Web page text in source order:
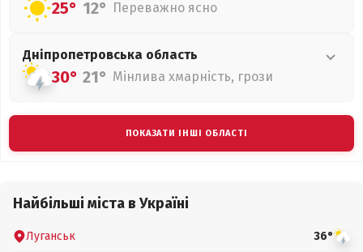
25° 12° Переважно ясно
Дніпропетровська область
30° 21° Мінлива хмарність, грози
ПОКАЗАТИ ІНШІ ОБЛАСТІ
Найбільші міста в Україні
Луганськ 36°